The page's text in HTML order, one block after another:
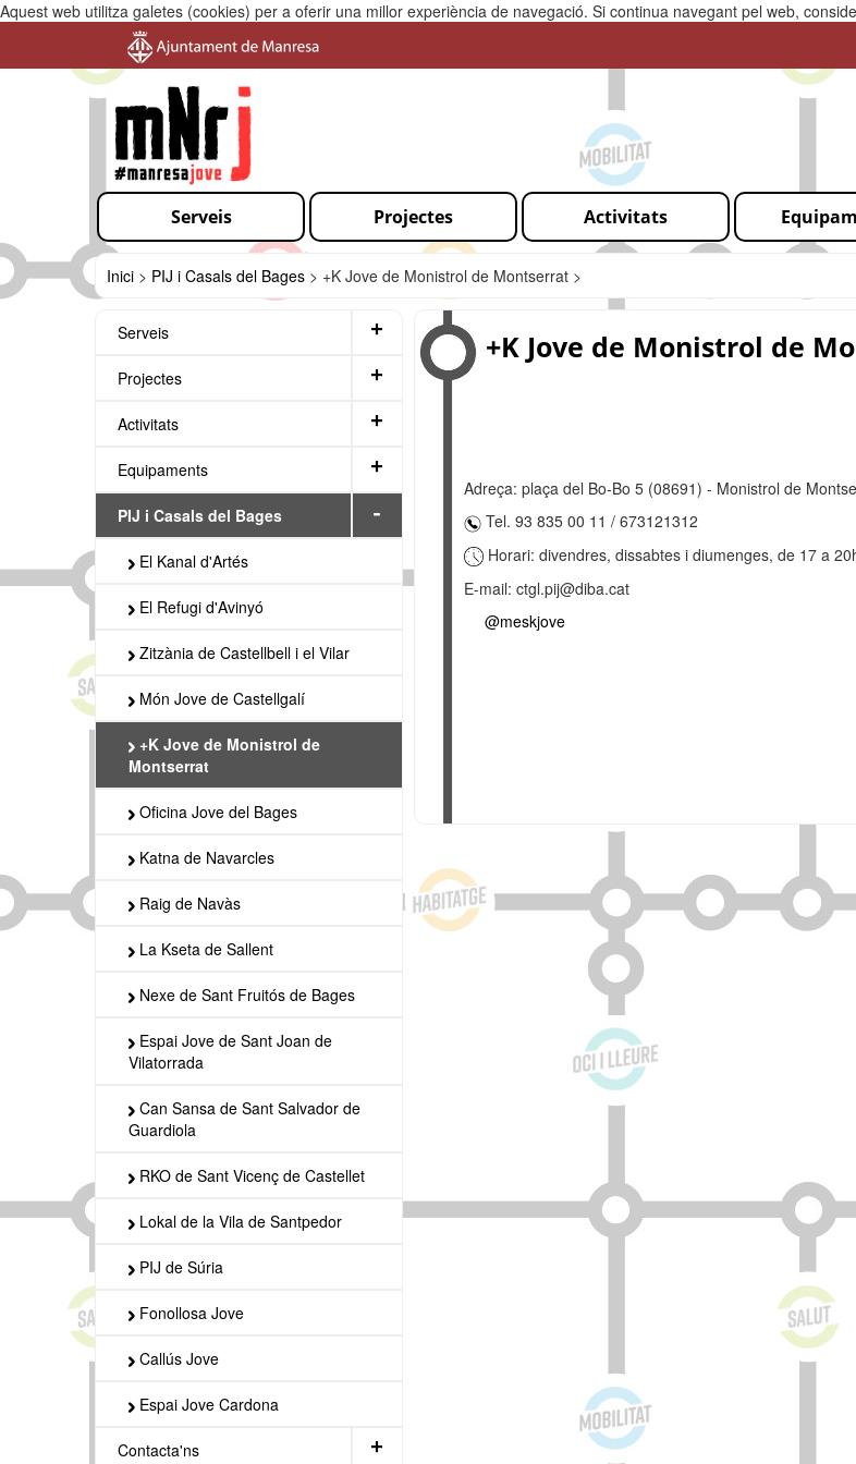
Aquest web utilitza galetes (cookies) per a oferir una millor experiència de navegació. Si continua navegant pel web,
Serveis Projectes Activitats
Inici > PIJ i Casals del Bages > +K Jove de Monistrol de Montserrat >
Serveis +
Projectes +
Activitats +
Equipaments +
PIJ i Casals del Bages -
El Kanal d'Artés
El Refugi d'Avinyó
Zitzània de Castellbell i el Vilar
Món Jove de Castellgalí
+K Jove de Monistrol de
Montserrat
Oficina Jove del Bages
Katna de Navarcles
Raig de Navàs
La Kseta de Sallent
Nexe de Sant Fruitós de Bages
Espai Jove de Sant Joan de
Vilatorrada
Can Sansa de Sant Salvador de
Guardiola
RKO de Sant Vicenç de Castellet
Lokal de la Vila de Santpedor
PIJ de Súria
Fonollosa Jove
Callús Jove
Espai Jove Cardona
Contacta'ns +
+K Jove de Monistrol de
Adreça: plaça del Bo-Bo 5 (08691) - Monistrol de
Tel. 93 835 00 11 / 673121312
Horari: divendres, dissabtes i diumenges, de 17 a
E-mail: ctgl.pij@diba.cat
@meskjove